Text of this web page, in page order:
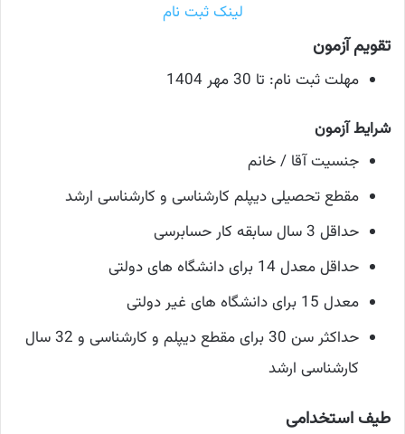
لینک ثبت نام
تقویم آزمون
مهلت ثبت نام: تا 30 مهر 1404
شرایط آزمون
جنسیت آقا / خانم
مقطع تحصیلی دیپلم کارشناسی و کارشناسی ارشد
حداقل 3 سال سابقه کار حسابرسی
حداقل معدل 14 برای دانشگاه های دولتی
معدل 15 برای دانشگاه های غیر دولتی
حداکثر سن 30 برای مقطع دیپلم و کارشناسی و 32 سال
کارشناسی ارشد
طیف استخدامی